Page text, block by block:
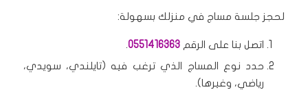
لحجز جلسة مساج في منزلك بسهولة:
اتصل بنا على الرقم 0551416363
.
حدد نوع المساج الذي ترغب فيه (تايلندي، سويدي،
رياضي، وغيرها).